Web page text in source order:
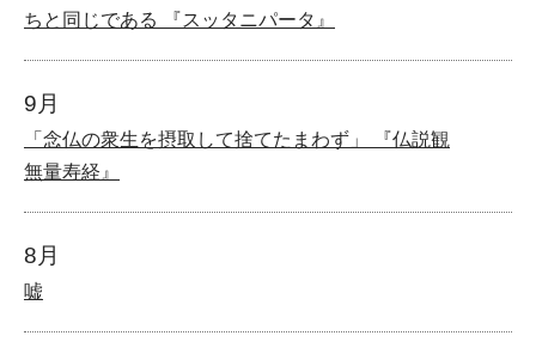
ちと同じである 『スッタニパータ』
9月
「念仏の衆生を摂取して捨てたまわず」 『仏説観
無量寿経』
8月
嘘